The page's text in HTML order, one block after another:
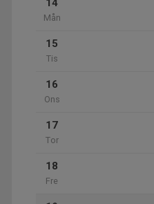
14
Mån
15
Tis
16
Ons
17
Tor
18
Fre